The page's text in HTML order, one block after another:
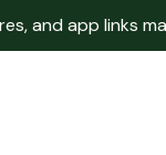
and app links